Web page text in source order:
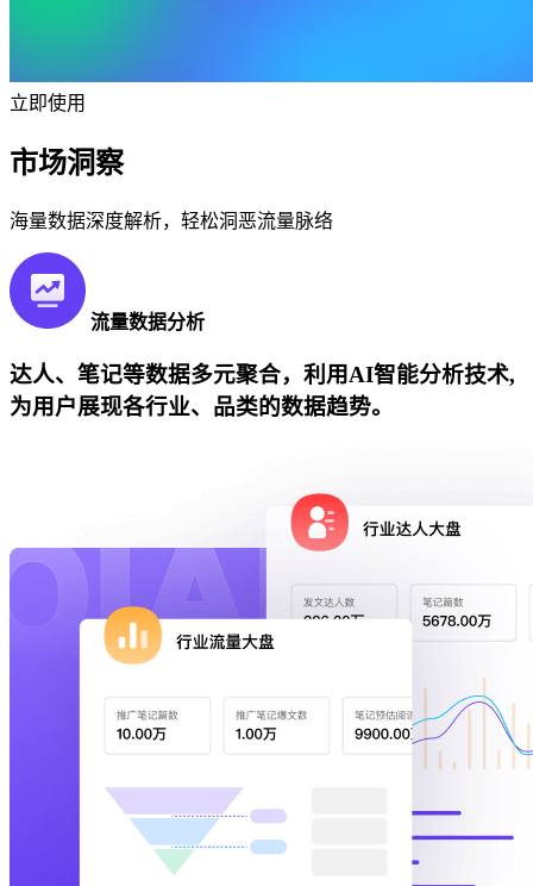
立即使用
市场洞察
海量数据深度解析，轻松洞恶流量脉络
流量数据分析
达人、笔记等数据多元聚合，利用AI智能分析技术,
为用户展现各行业、品类的数据趋势。